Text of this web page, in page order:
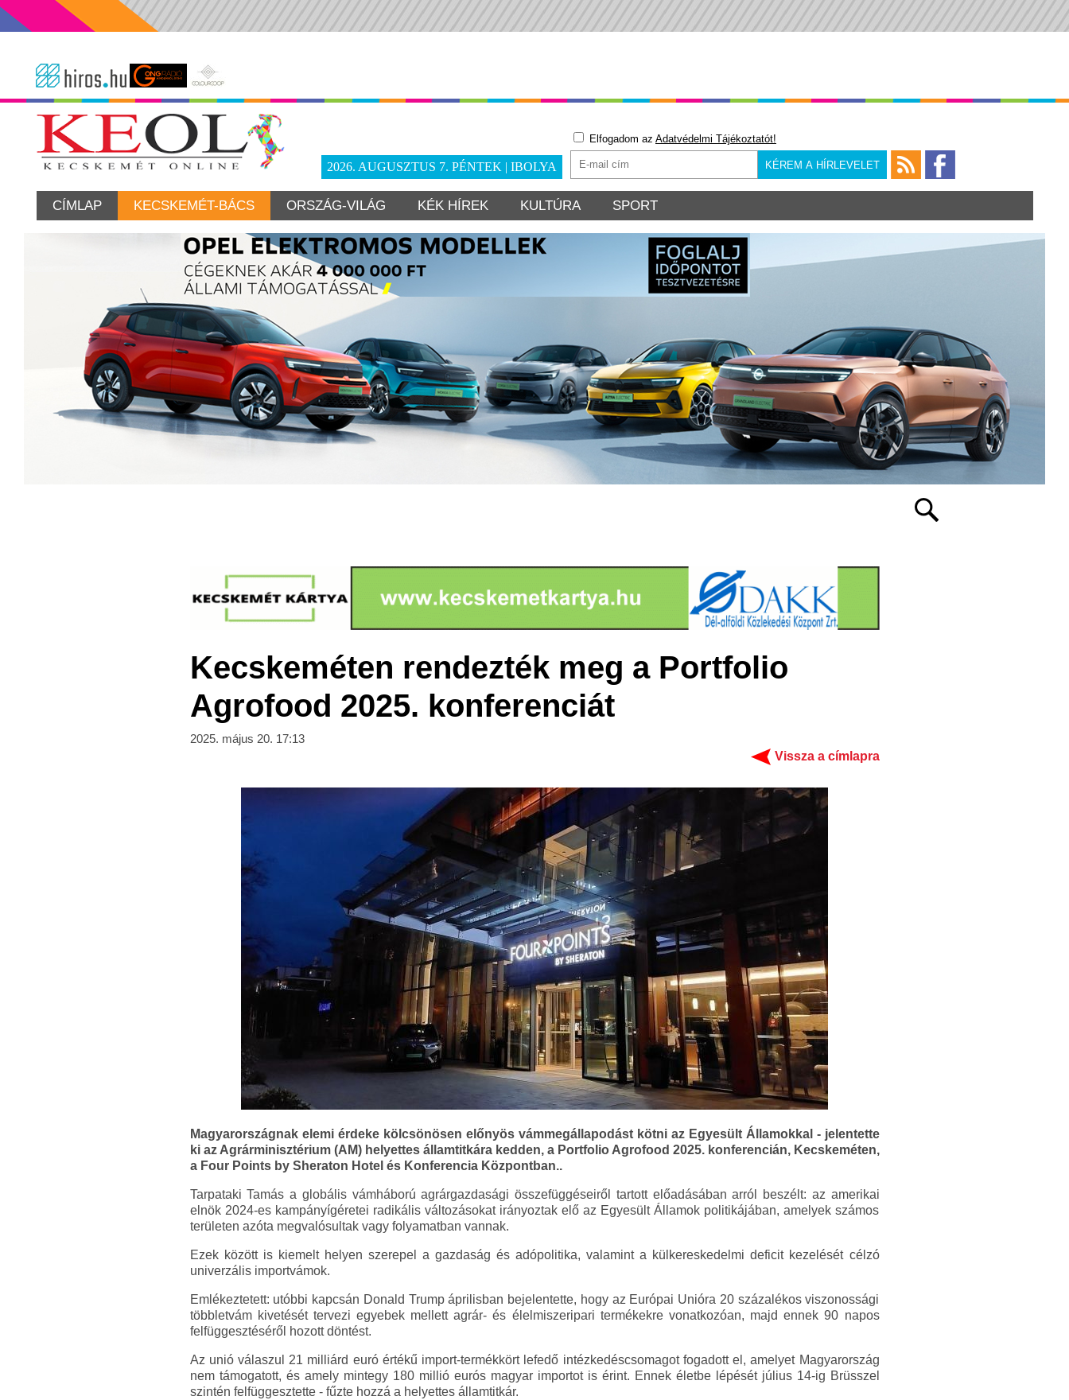
2026. AUGUSZTUS 7. PÉNTEK | IBOLYA
Elfogadom az Adatvédelmi Tájékoztatót!
CÍMLAP KECSKEMÉT-BÁCS ORSZÁG-VILÁG KÉK HÍREK KULTÚRA SPORT
Kecskeméten rendezték meg a Portfolio
Agrofood 2025. konferenciát
2025. május 20. 17:13
Vissza a címlapra
Magyarországnak elemi érdeke kölcsönösen előnyös vámmegállapodást kötni az Egyesült Államokkal - jelentette
ki az Agrárminisztérium (AM) helyettes államtitkára kedden, a Portfolio Agrofood 2025. konferencián, Kecskeméten,
a Four Points by Sheraton Hotel és Konferencia Központban..
Tarpataki Tamás a globális vámháború agrárgazdasági összefüggéseiről tartott előadásában arról beszélt: az amerikai
elnök 2024-es kampányígéretei radikális változásokat irányoztak elő az Egyesült Államok politikájában, amelyek számos
területen azóta megvalósultak vagy folyamatban vannak.
Ezek között is kiemelt helyen szerepel a gazdaság és adópolitika, valamint a külkereskedelmi deficit kezelését célzó
univerzális importvámok.
Emlékeztetett: utóbbi kapcsán Donald Trump áprilisban bejelentette, hogy az Európai Unióra 20 százalékos viszonossági
többletvám kivetését tervezi egyebek mellett agrár- és élelmiszeripari termékekre vonatkozóan, majd ennek 90 napos
felfüggesztéséről hozott döntést.
Az unió válaszul 21 milliárd euró értékű import-termékkört lefedő intézkedéscsomagot fogadott el, amelyet Magyarország
nem támogatott, és amely mintegy 180 millió eurós magyar importot is érint. Ennek életbe lépését július 14-ig Brüsszel
szintén felfüggesztette - fűzte hozzá a helyettes államtitkár.